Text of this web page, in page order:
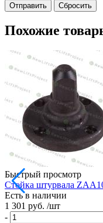
Сбросить
Похожие
Быстрый просмотр
Стойка штурвала
Есть в наличии
1 301 руб. /шт
-